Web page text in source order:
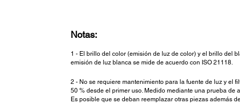
Notas:
1 - El brillo del color (emisión de luz de color) y el brillo del
emisión de luz blanca se mide de acuerdo con ISO 21118.
2 - No se requiere mantenimiento para la fuente de luz y el
50 % desde el primer uso. Medido mediante una prueba
Es posible que se deban reemplazar otras piezas además